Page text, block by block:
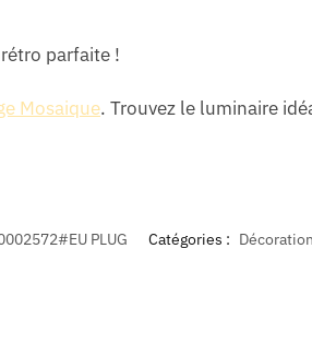
parfaite !
Mosaique. Trouvez le luminaire
PLUG Catégories :